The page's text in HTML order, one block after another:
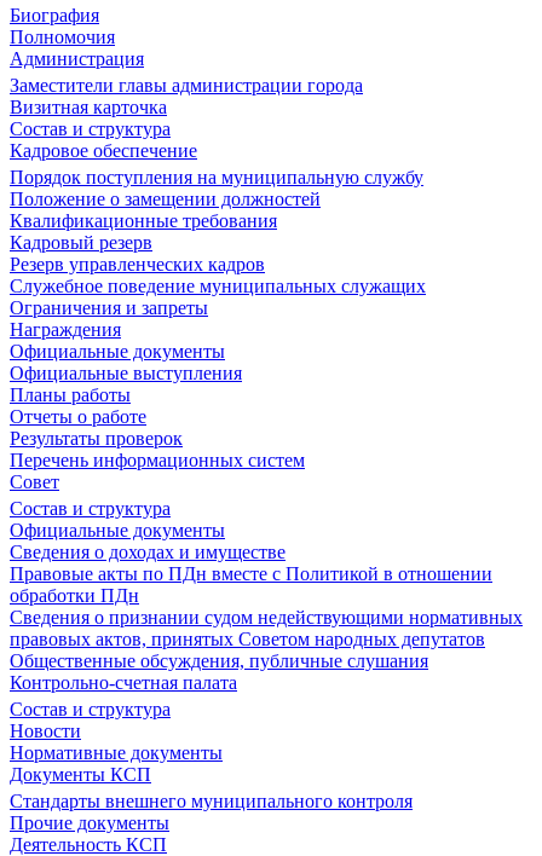
Биография
Полномочия
Администрация
Заместители главы администрации города
Визитная карточка
Состав и структура
Кадровое обеспечение
Порядок поступления на муниципальную службу
Положение о замещении должностей
Квалификационные требования
Кадровый резерв
Резерв управленческих кадров
Служебное поведение муниципальных служащих
Ограничения и запреты
Награждения
Официальные документы
Официальные выступления
Планы работы
Отчеты о работе
Результаты проверок
Перечень информационных систем
Совет
Состав и структура
Официальные документы
Сведения о доходах и имуществе
Правовые акты по ПДн вместе с Политикой в отношении
обработки ПДн
Сведения о признании судом недействующими нормативных
правовых актов, принятых Советом народных депутатов
Общественные обсуждения, публичные слушания
Контрольно-счетная палата
Состав и структура
Новости
Нормативные документы
Документы КСП
Стандарты внешнего муниципального контроля
Прочие документы
Деятельность КСП